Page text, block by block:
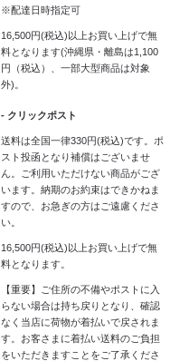
※配達日時指定可
16,500円(税込)以上お買い上げで無
料となります(沖縄県・離島は1,100
円（税込）、一部大型商品は対象
外)。
- クリックポスト
送料は全国一律330円(税込)です。ポ
スト投函となり補償はございませ
ん。ご利用いただけない商品がござ
います。納期のお約束はできかねま
すので、お急ぎの方はご遠慮くださ
い。
16,500円(税込)以上お買い上げで無
料となります。
【重要】ご住所の不備やポストに入
らない場合は持ち戻りとなり、確認
なく当店に荷物が着払いで戻されま
す。お客さまに着払い送料のご負担
をいただきますことをご了承くださ